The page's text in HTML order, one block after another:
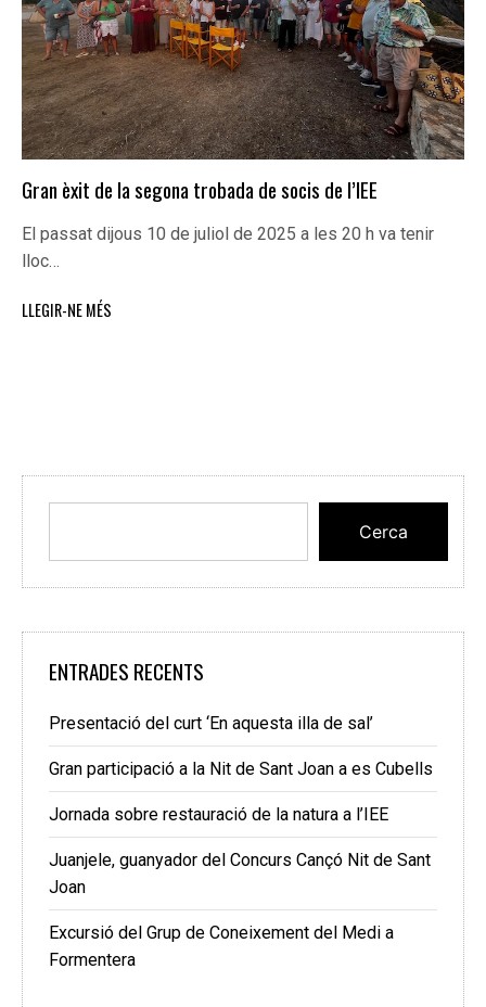
Gran èxit de la segona trobada de socis de l’IEE
El passat dijous 10 de juliol de 2025 a les 20 h va tenir
lloc…
LLEGIR-NE MÉS
Cerca
ENTRADES RECENTS
Presentació del curt ‘En aquesta illa de sal’
Gran participació a la Nit de Sant Joan a es Cubells
Jornada sobre restauració de la natura a l’IEE
Juanjele, guanyador del Concurs Cançó Nit de Sant
Joan
Excursió del Grup de Coneixement del Medi a
Formentera